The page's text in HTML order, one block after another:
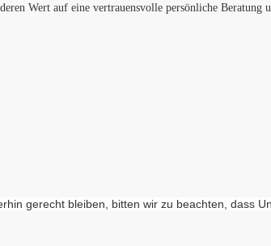
Wert auf eine vertrauensvolle persönliche Beratung
gerecht bleiben, bitten wir zu beachten, dass